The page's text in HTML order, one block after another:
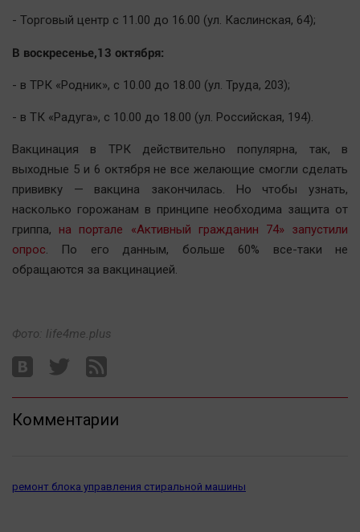
Статистика
Другие рубрики
Bookworms
Актуальная тема
Блогеркуль
Быстрый медиазавод
Вирус чтения
ЖКХ
Качество жизни
Народная журналистика
- Торговый центр с 11.00 до 16.00 (ул. Каслинская, 64);
В воскресенье,13 октября:
- в ТРК «Родник», с 10.00 до 18.00 (ул. Труда, 203);
- в ТК «Радуга», с 10.00 до 18.00 (ул. Российская, 194).
Вакцинация в ТРК действительно популярна, так, в
выходные 5 и 6 октября не все желающие смогли сделать
прививку — вакцина закончилась. Но чтобы узнать,
насколько горожанам в принципе необходима защита от
гриппа, на портале «Активный гражданин 74» запустили
опрос. По его данным, больше 60% все-таки не
обращаются за вакцинацией.
Фото: life4me.plus
Комментарии
ремонт блока управления стиральной машины